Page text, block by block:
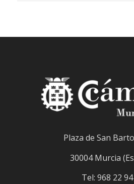
Plaza de San
30004 Murcia
Tel: 968 22